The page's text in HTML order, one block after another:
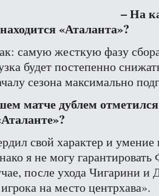
– На
«Аталанта»?
самую жесткую фазу
будет постепенно
сезона максимально
матче дублем
свой характер и умение
я не могу
после ухода Чигарини и
на место центрхава».